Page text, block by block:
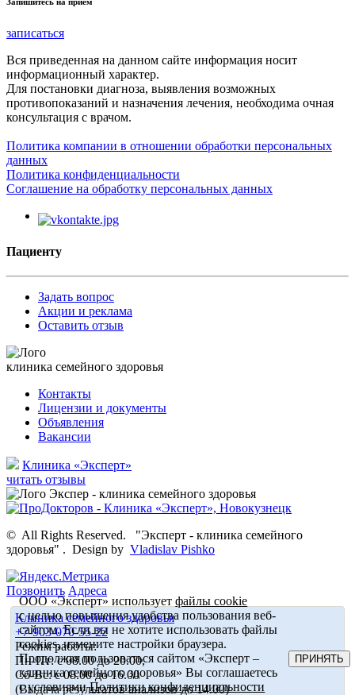
записаться
Вся приведенная на данном сайте информация носит
информационный характер.
Для постановки диагноза, выявления возможных
противопоказаний и назначения лечения, необходима очная
консультация с врачом.
Политика компании в отношении обработки персональных
данных
Политика конфиденциальности
Соглашение на обработку персональных данных
Пациенту
Задать вопрос
Акции и реклама
Оставить отзыв
клиника семейного здоровья
Контакты
Лицензии и документы
Объявления
Вакансии
Клиника «Эксперт»
читать отзывы
© All Rights Reserved.
"Эксперт - клиника семейного
здоровья" . Design by Vladislav Pishko
Позвонить Адреса
Клиника семейного здоровья
+7-903-070-55-22
Режим работы:
Пн-Пт: с 08.00 до 20.00,
Сб-Вс: с 08.00 до 16.00
(Выдача результатов анализов до 14.00)
ООО «Эксперт» используетфайлы cookie
с целью повышения удобства пользования веб-
сайтом. Если вы не хотите использовать файлы
cookies, измените настройки браузера.
Продолжая пользоваться сайтом «Эксперт –
клиника семейного здоровья» Вы соглашаетесь
с условиямиПолитики конфиденциальности
ПРИНЯТЬ